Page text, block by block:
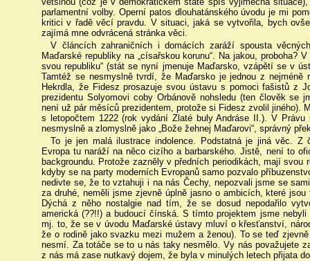
parlamentní volby. Operní patos dlouhatánského úvodu je mi
kritici v řadě věcí pravdu. V situaci, jaká se vytvořila, bych
zajímá mne odvrácená stránka věci.
V článcích zahraničních i domácích zaráží spousta
Maďarské republiky na „císařskou korunu“. Na jakou, proboha?
svou republiku“ (stát se nyní jmenuje Maďarsko, vzápětí se v
Tamtéž se nesmyslně tvrdí, že Maďarsko je jednou z
Hekrdla, že Fidesz prosazuje svou ústavu s pomoci fašistů z
prezidentu Solyomovi coby Orbánově nohsledu (ten člověk se
není už pár měsíců prezidentem, protože si Fidesz zvolil jiného).
s letopočtem 1222 (rok vydání Zlaté buly Andráse II.). V
nesmyslně a zlomyslně jako „Bože žehnej Maďarovi“, správný
To je jen malá ilustrace indolence. Podstatná je jiná věc. Z
Evropa tu naráží na něco cizího a barbarského. Jistě, není to
backgroundu. Protože zazněly v předních periodikách, mají
kdyby se na party moderních Evropanů samo pozvalo
nedivte se, že to vztahuji i na nás Čechy, nepozvali jsme se
za druhé, neměli jsme zjevně úplně jasno o ambicích, které
Dýchá z něho nostalgie nad tím, že se dosud nepodařilo
americká (??!!) a budoucí čínská. S tímto projektem jsme
mj. to, že se v úvodu Maďarské ústavy mluví o křesťanství,
že o rodině jako svazku mezi mužem a ženou). To se teď
nesmí. Za totáče se to u nás taky nesmělo. Vy nás považujete
z nás má zase nutkavý dojem, že byla v minulých letech přijata